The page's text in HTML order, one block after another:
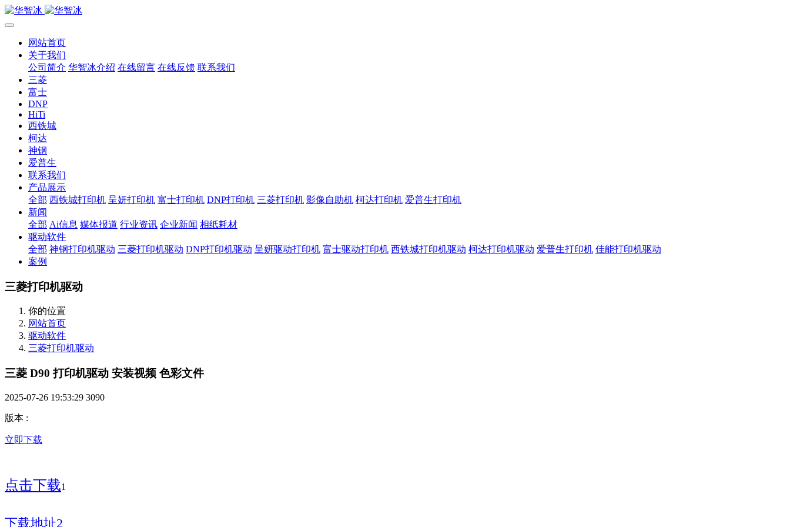
网站首页
关于我们
公司简介 华智冰介绍 在线留言 在线反馈 联系我们
三菱
富士
DNP
HiTi
西铁城
柯达
神钢
爱普生
联系我们
产品展示
全部 西铁城打印机 呈妍打印机 富士打印机 DNP打印机 三菱打印机 影像自助机 柯达打印机 爱普生打印机
新闻
全部 Ai信息 媒体报道 行业资讯 企业新闻 相纸耗材
驱动软件
全部 神钢打印机驱动 三菱打印机驱动 DNP打印机驱动 呈妍驱动打印机 富士驱动打印机 西铁城打印机驱动 柯达打印机驱动 爱普生打印机 佳能打印机驱动
案例
三菱打印机驱动
你的位置
网站首页
驱动软件
三菱打印机驱动
三菱 D90 打印机驱动 安装视频 色彩文件
2025-07-26 19:53:29 3090
版本 :
立即下载
点击下载1
下载地址2